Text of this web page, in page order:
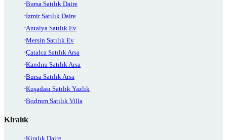
Bursa Satılık Daire
İzmir Satılık Daire
Antalya Satılık Ev
Mersin Satılık Ev
Çatalca Satılık Arsa
Kandıra Satılık Arsa
Bursa Satılık Arsa
Kuşadası Satılık Yazlık
Bodrum Satılık Villa
Kiralık
Kiralık Daire